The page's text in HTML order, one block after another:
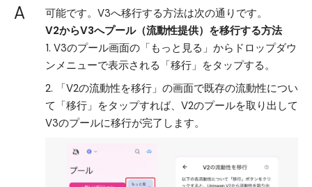
A
可能です。V3へ移行する方法は次の通りです。
V2からV3へプール（流動性提供）を移行する方法
V3のプール画面の「もっと見る」からドロップダウ
ンメニューで表示される「移行」をタップする。
「V2の流動性を移行」の画面で既存の流動性につい
て「移行」をタップすれば、V2のプールを取り出して
V3のプールに移行が完了します。